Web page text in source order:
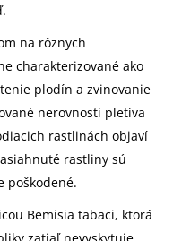
na rôznych
charakterizované ako
plodín a zvinovanie
nerovnosti pletiva
rastlinách objaví
rastliny sú
poškodené.
Bemisia tabaci, ktorá
zatiaľ nevyskytuje.